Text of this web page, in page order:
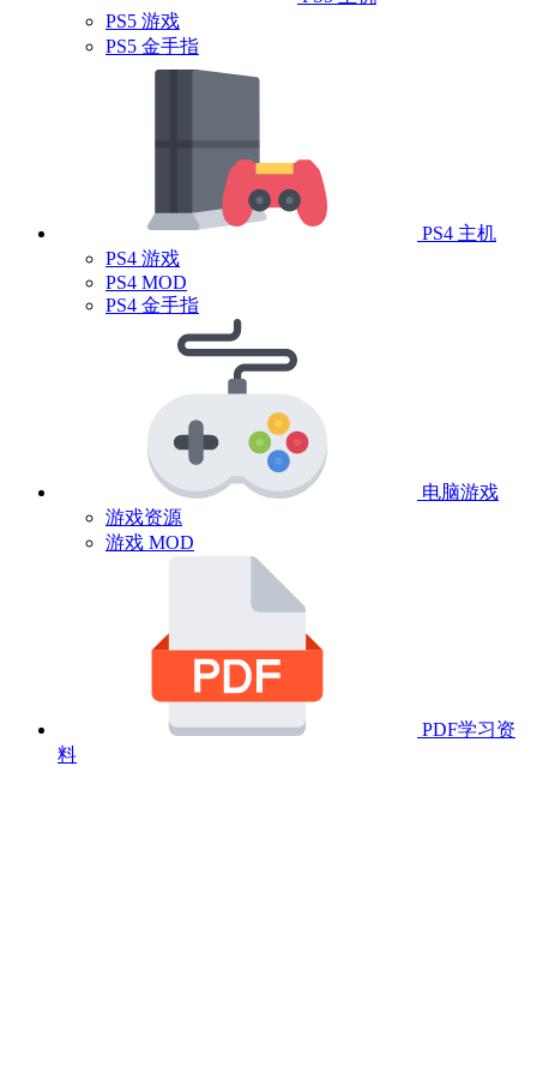
PS5 游戏
PS5 金手指
PS4 主机
PS4 游戏
PS4 MOD
PS4 金手指
电脑游戏
游戏资源
游戏 MOD
PDF学习资
料